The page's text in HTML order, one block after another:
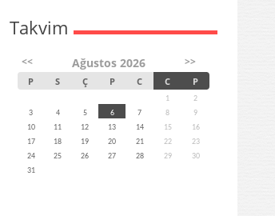
Takvim
<< Ağustos 2026 >>
P S Ç P C C P
1
2
3
4 5 6 7 8
9
10
11 12 13 14 15
16
17
18 19 20 21 22
23
24
25 26 27 28 29
30
31